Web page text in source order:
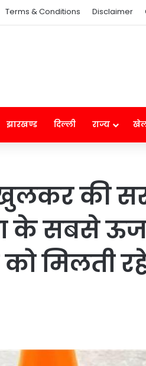
Terms & Conditions Disclaimer
झारखण्ड दिल्ली राज्य
की
के सबसे
मिलती